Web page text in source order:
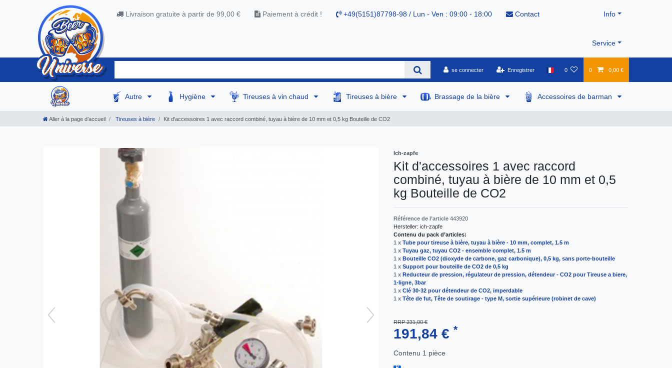
Livraison gratuite à partir de 99,00 € Paiement à crédit ! +49(5151)87798-98 / Lun - Ven : 09:00 - 18:00 Contact Info
Service
se connecter Enregistrer 0 0 0,00 €
Autre Hygiène Tireuses à vin chaud Tireuses à bière Brassage de la bière Accessoires de barman
Aller à la page d’accueil Tireuses à bière Kit d'accessoires 1 avec raccord combiné, tuyau à bière de 10 mm et 0,5 kg Bouteille de CO2
Ich-zapfe
Kit d'accessoires 1 avec raccord
combiné, tuyau à bière de 10 mm et 0,5
kg Bouteille de CO2
Référence de l’article 443920
Hersteller: ich-zapfe
Contenu du pack d’articles:
1 x Tube pour tireuse à bière, tuyau à bière - 10 mm, complet, 1.5 m
1 x Tuyau gaz, tuyau CO2 - ensemble complet, 1.5 m
1 x Bouteille CO2 (dioxyde de carbone, gaz carbonique), 0,5 kg, sans porte-bouteille
1 x Support pour bouteille de CO2 de 0,5 kg
1 x Reducteur de pression, régulateur de pression, détendeur - CO2 pour Tireuse a biere,
1-ligne, 3bar
1 x Clé 30-32 pour détendeur de CO2, imperdable
1 x Tête de fut, Tête de soutirage - type M, sortie supérieure (robinet de cave)
RRP 231,00 €
191,84 € *
Contenu 1 pièce